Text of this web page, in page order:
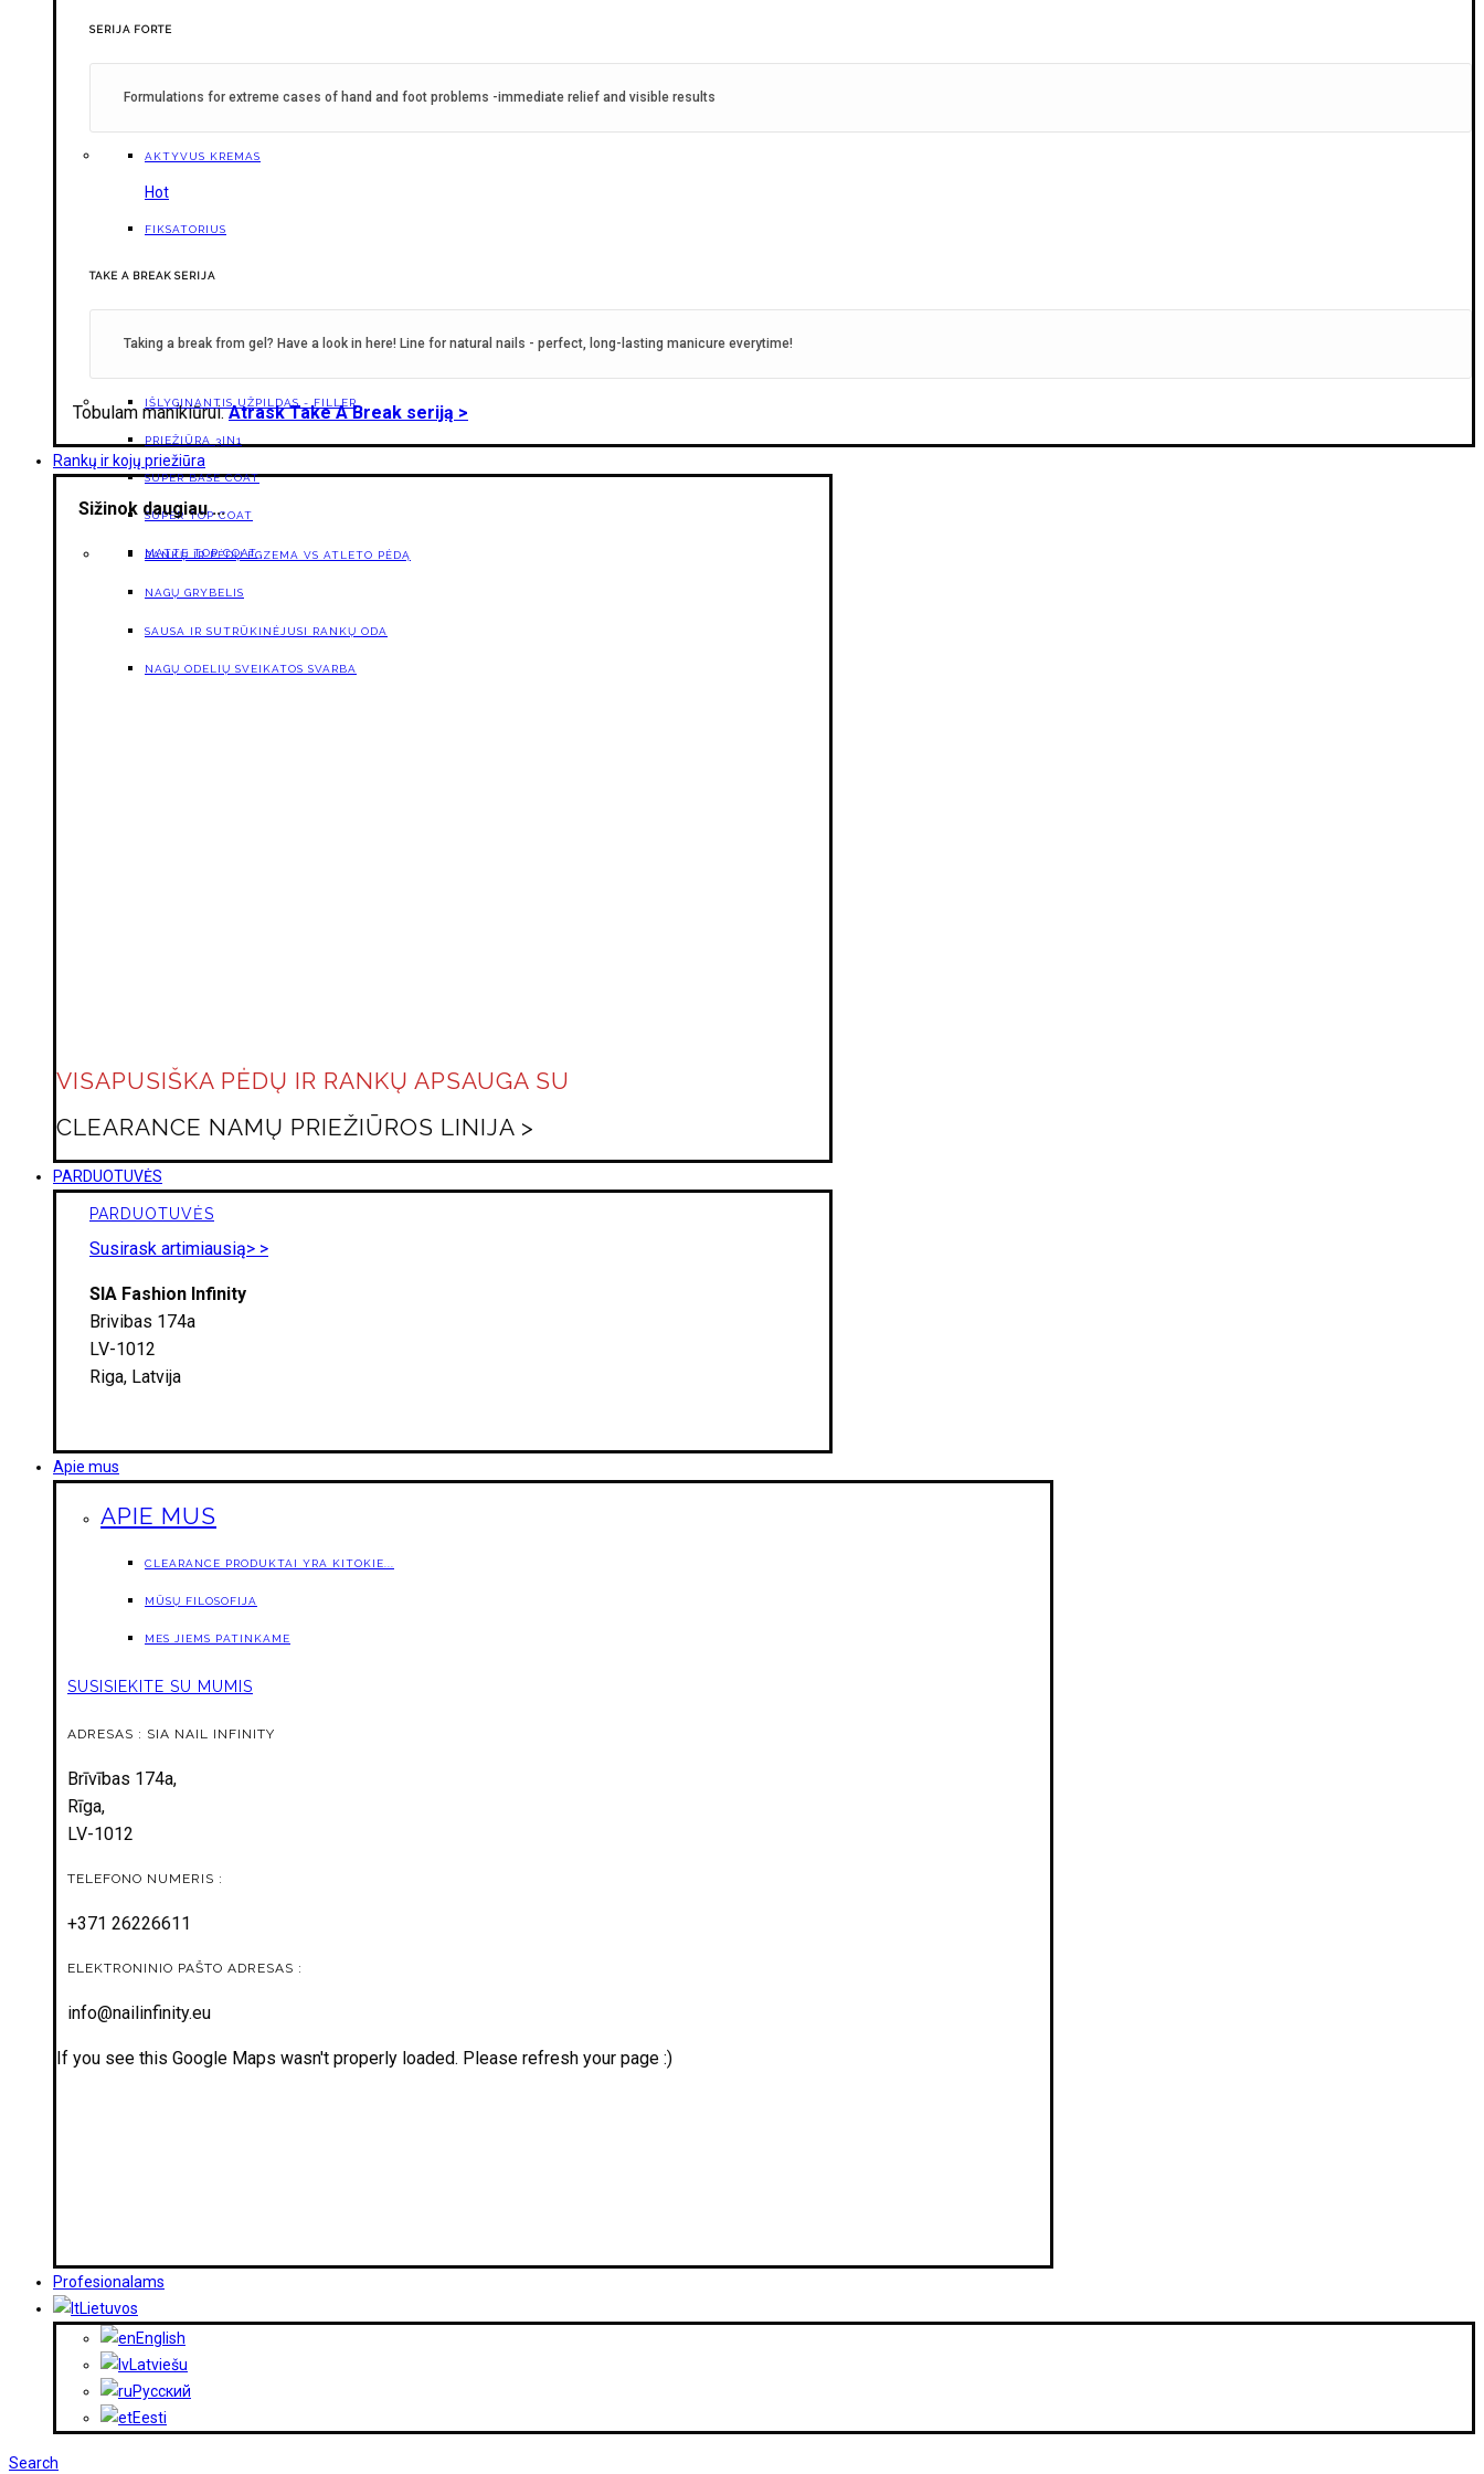
SERIJA FORTE
Formulations for extreme cases of hand and foot problems -immediate relief and visible results
AKTYVUS KREMAS
Hot
FIKSATORIUS
TAKE A BREAK SERIJA
Taking a break from gel? Have a look in here! Line for natural nails - perfect, long-lasting manicure everytime!
IŠLYGINANTIS UŽPILDAS - FILLER
PRIEŽIŪRA 3IN1
SUPER BASE COAT
SUPER TOP COAT
MATTE TOP COAT
Tobulam manikiūrui.Atrask Take A Break seriją >
Rankų ir kojų priežiūra
Sižinok daugiau ...
RANKŲ IR PĖDŲ EGZEMA VS ATLETO PĖDĄ
NAGŲ GRYBELIS
SAUSA IR SUTRŪKINĖJUSI RANKŲ ODA
NAGŲ ODELIŲ SVEIKATOS SVARBA
VISAPUSIŠKA PĖDŲ IR RANKŲ APSAUGA SU
CLEARANCE NAMŲ PRIEŽIŪROS LINIJA >
PARDUOTUVĖS
PARDUOTUVĖS
Susirask artimiausią> >
SIA Fashion Infinity
Brivibas 174a
LV-1012
Riga, Latvija
Apie mus
APIE MUS
CLEARANCE PRODUKTAI YRA KITOKIE...
MŪSŲ FILOSOFIJA
MES JIEMS PATINKAME
SUSISIEKITE SU MUMIS
ADRESAS : SIA NAIL INFINITY
Brīvības 174a,
Rīga,
LV-1012
TELEFONO NUMERIS :
+371 26226611
ELEKTRONINIO PAŠTO ADRESAS :
info@nailinfinity.eu
If you see this Google Maps wasn't properly loaded. Please refresh your page :)
Profesionalams
Lietuvos
English
Latviešu
Русский
Eesti
Search